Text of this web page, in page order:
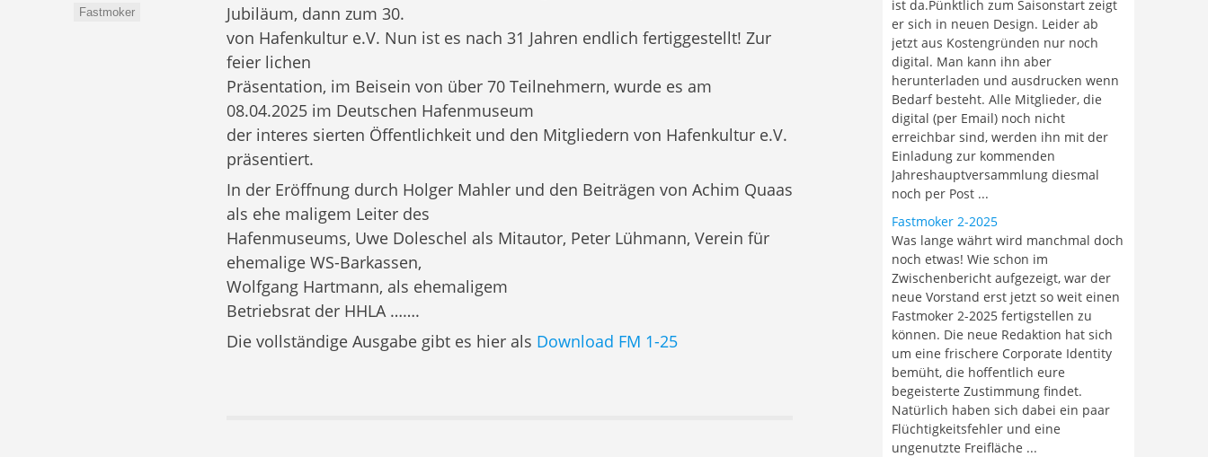
Fastmoker
Jubiläum, dann zum 30.
von Hafenkultur e.V. Nun ist es nach 31 Jahren endlich fertiggestellt! Zur
feier­ lichen
Präsentation, im Beisein von über 70 Teilnehmern, wurde es am
08.04.2025 im Deutschen Hafenmuseum
der interes­ sierten Öffentlichkeit und den Mitgliedern von Hafenkultur e.V.
präsentiert.
In der Eröffnung durch Holger Mahler und den Beiträgen von Achim Quaas
als ehe­ maligem Leiter des
Hafenmuseums, Uwe Doleschel als Mitautor, Peter Lühmann, Verein für
ehemalige WS-Barkassen,
Wolfgang Hartmann, als ehemaligem
Betriebsrat der HHLA …….
Die vollständige Ausgabe gibt es hier als Download FM 1-25
ist da.Pünktlich zum Saisonstart zeigt
er sich in neuen Design. Leider ab
jetzt aus Kostengründen nur noch
digital. Man kann ihn aber
herunterladen und ausdrucken wenn
Bedarf besteht. Alle Mitglieder, die
digital (per Email) noch nicht
erreichbar sind, werden ihn mit der
Einladung zur kommenden
Jahreshauptversammlung diesmal
noch per Post ...
Fastmoker 2-2025
Was lange währt wird manchmal doch
noch etwas! Wie schon im
Zwischenbericht aufgezeigt, war der
neue Vorstand erst jetzt so weit einen
Fastmoker 2-2025 fertigstellen zu
können. Die neue Redaktion hat sich
um eine frischere Corporate Identity
bemüht, die hoffentlich eure
begeisterte Zustimmung findet.
Natürlich haben sich dabei ein paar
Flüchtigkeitsfehler und eine
ungenutzte Freifläche ...